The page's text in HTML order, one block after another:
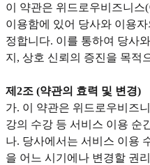
이 약관은 위드로우비즈니스
이용함에 있어 당사와 이용
정합니다. 이를 통하여 당사
지, 상호 신뢰의 증진을 목적
제2조 (약관의 효력 및 변경)
가. 이 약관은 위드로우비즈
강의 수강 등 서비스 이용 순
나. 당사에서는 서비스 이용
을 어느 시기에나 변경할 권